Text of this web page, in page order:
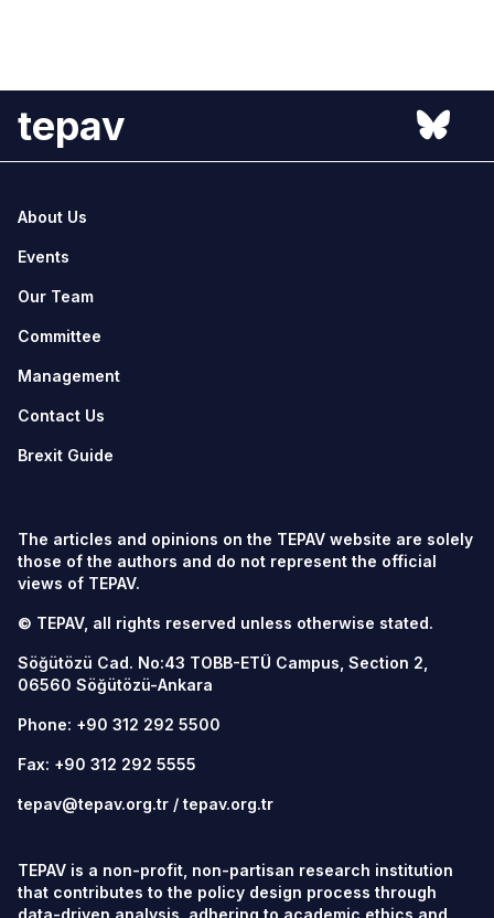
tepav
About Us
Events
Our Team
Committee
Management
Contact Us
Brexit Guide
The articles and opinions on the TEPAV website are solely
those of the authors and do not represent the official
views of TEPAV.
© TEPAV, all rights reserved unless otherwise stated.
Söğütözü Cad. No:43 TOBB-ETÜ Campus, Section 2,
06560 Söğütözü-Ankara
Phone: +90 312 292 5500
Fax: +90 312 292 5555
tepav@tepav.org.tr / tepav.org.tr
TEPAV is a non-profit, non-partisan research institution
that contributes to the policy design process through
data-driven analysis, adhering to academic ethics and